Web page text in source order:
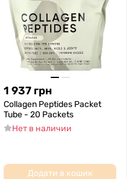
1 937 грн
Collagen Peptides Packet
Tube - 20 Packets
Нет в наличии
Додати в кошик